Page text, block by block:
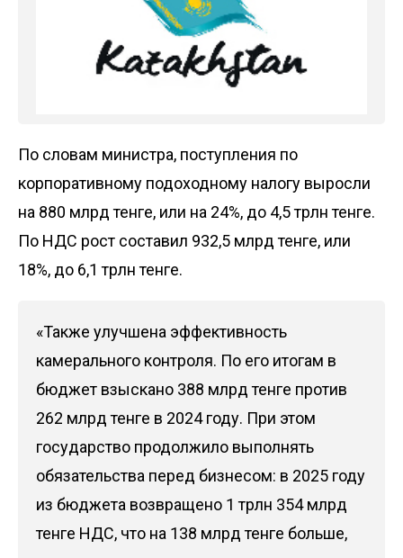
По словам министра, поступления по
корпоративному подоходному налогу выросли
на 880 млрд тенге, или на 24%, до 4,5 трлн тенге.
По НДС рост составил 932,5 млрд тенге, или
18%, до 6,1 трлн тенге.
«Также улучшена эффективность
камерального контроля. По его итогам в
бюджет взыскано 388 млрд тенге против
262 млрд тенге в 2024 году. При этом
государство продолжило выполнять
обязательства перед бизнесом: в 2025 году
из бюджета возвращено 1 трлн 354 млрд
тенге НДС, что на 138 млрд тенге больше,